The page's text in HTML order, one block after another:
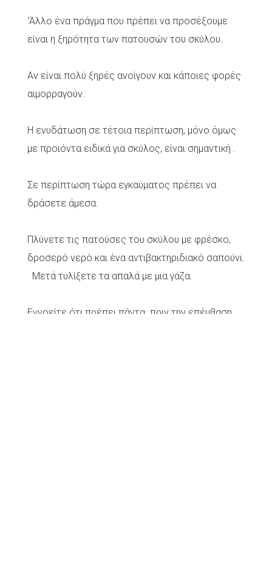
‘Άλλο ένα πράγμα που πρέπει να προσέξουμε
είναι η ξηρότητα των πατουσών του σκύλου.
Αν είναι πολύ ξηρές ανοίγουν και κάποιες φορές
αιμορραγούν.
Η ενυδάτωση σε τέτοια περίπτωση, μόνο όμως
με προιόντα ειδικά για σκύλος, είναι σημαντική .
Σε περίπτωση τώρα εγκαύματος πρέπει να
δράσετε άμεσα.
Πλύνετε τις πατούσες του σκύλου με φρέσκο,
δροσερό νερό και ένα αντιβακτηριδιακό σαπούνι.
Μετά τυλίξετε τα απαλά με μια γάζα.
Εννοείτε ότι πρέπει πάντα πριν την επέμβαση